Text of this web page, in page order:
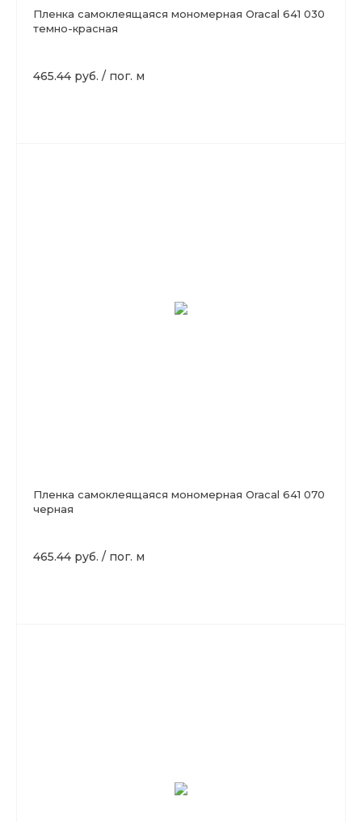
Пленка самоклеящаяся мономерная Oracal 641 030
темно-красная
465.44 руб. / пог. м
Пленка самоклеящаяся мономерная Oracal 641 070
черная
465.44 руб. / пог. м